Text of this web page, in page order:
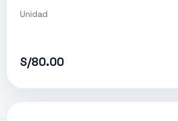
Unidad
S/80.00